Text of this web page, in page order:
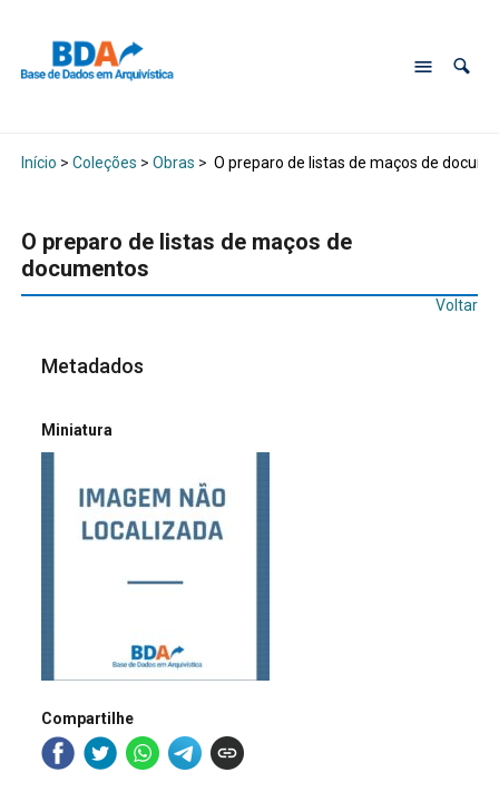
Início > Coleções > Obras > O preparo de listas de maços de
O preparo de listas de maços de
documentos
Voltar
Metadados
Miniatura
Compartilhe